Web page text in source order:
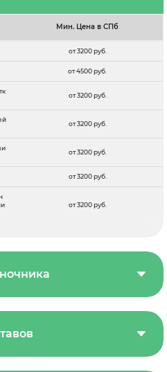
Мин. Цена в СПб
от 3200 руб.
от 4500 руб.
от 3200 руб.
от 3200 руб.
от 3200 руб.
от 3200 руб.
от 3200 руб.